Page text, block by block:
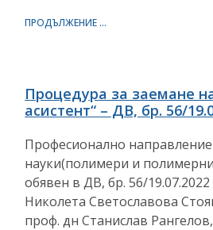
ПРОДЪЛЖЕНИЕ ...
Процедура за заемане
асистент“ – ДВ, бр. 56/
Професионално направление
науки(полимери и
обявен в ДВ, бр. 56/19.07.2022
Николета Светославова
проф. дн Станислав Рангелов,